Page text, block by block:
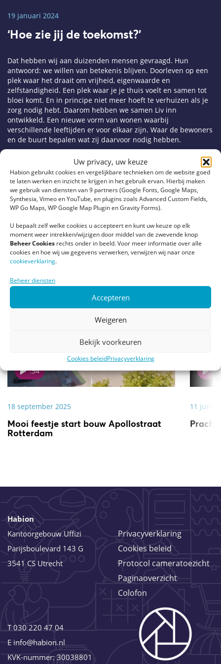
Uw privacy, uw keuze
Habion gebruikt cookies en vergelijkbare technieken om de website goed
te laten werken en inzicht te krijgen in het gebruik ervan. Hierbij maken
we gebruik van diensten van 9 partners (Google Fonts, Google Maps,
Synthesia, Vimeo en YouTube, en plugins zoals Advanced Custom Fields,
WP Go Maps, WP Google Map Plugin en Gravity Forms).
U bepaalt zelf welke cookies u accepteert en kunt uw keuze op elk
moment weer intrekken/wijzigen door middel van de zwevende knop
Beheer Cookies rechts onder in beeld. Voor meer informatie over alle
cookies en hoe wij uw gegevens verwerken, verwijzen wij naar onze
cookieverklaring.
Beheer diensten
Accepteren
Weigeren
Bekijk voorkeuren
Cookies beleidPrivacyverklaring
19 januari 2024
‘Hoe zie jij de toekomst?’
Dat hebben wij aan duizenden mensen gevraagd. Hun
antwoord: we willen van betekenis blijven. Doorleven op een
plek waar het draait om vrijheid, eigenwaarde en
zelfstandigheid. Een plek waar je je thuis voelt en samen tot
bloei komt. En in principe niet meer hoeft te verhuizen als je
zorg nodig hebt. Daarom hebben we samen Liv inn
ontwikkeld. Een nieuwe vorm van wonen waarbij
verschillende leeftijden er voor elkaar zijn. Waar de bewoners
en de buurt bepalen wat zij daarvoor nodig hebben.
Kijk op voor meer antwoorden opLiv inn | Liv inn (liv-inn.nl)
Meer video's
:34
18 september 2025
Mooi feestje start bouw Apollostraat
Rotterdam
11 juni
Habion
Kantoorgebouw Uffizi
Parijsboulevard 143 G
3541 CS Utrecht
Privacyverklaring
Cookies beleid
Protocol cameratoezicht
Paginaoverzicht
Colofon
T030 220 47 04
E info@habion.nl
KVK-nummer: 30038801